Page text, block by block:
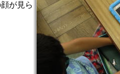
が見ら